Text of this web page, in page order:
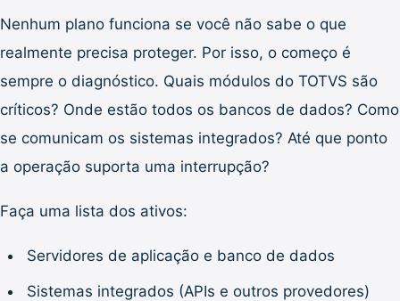
Nenhum plano funciona se você não sabe o que
realmente precisa proteger. Por isso, o começo é
sempre o diagnóstico. Quais módulos do TOTVS são
críticos? Onde estão todos os bancos de dados? Como
se comunicam os sistemas integrados? Até que ponto
a operação suporta uma interrupção?
Faça uma lista dos ativos:
Servidores de aplicação e banco de dados
Sistemas integrados (APIs e outros provedores)